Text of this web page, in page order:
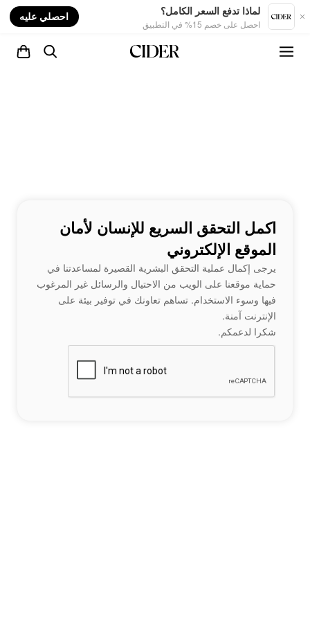
لماذا تدفع السعر الكامل؟
احصل على خصم 15% في التطبيق
احصلي عليه
اكمل التحقق السريع للإنسان لأمان
الموقع الإلكتروني
يرجى إكمال عملية التحقق البشرية القصيرة لمساعدتنا في
حماية موقعنا على الويب من الاحتيال والرسائل غير المرغوب
فيها وسوء الاستخدام. تساهم تعاونك في توفير بيئة على
الإنترنت آمنة.
شكرا لدعمكم.